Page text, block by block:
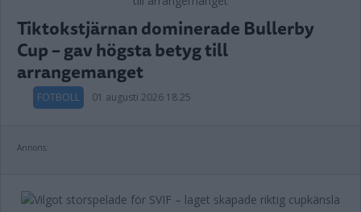
Tiktokstjärnan dominerade Bullerby
Cup – gav högsta betyg till
arrangemanget
FOTBOLL 01 augusti 2026 18.25
Annons: